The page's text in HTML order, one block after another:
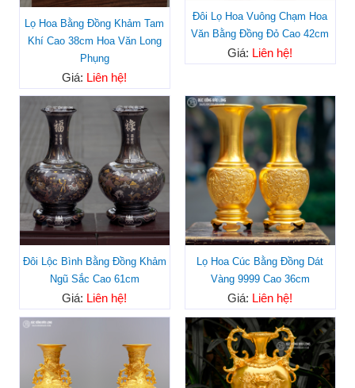
Lọ Hoa Bằng Đồng Khảm Tam
Khí Cao 38cm Hoa Văn Long
Phụng
Giá: Liên hệ!
Đôi Lọ Hoa Vuông Chạm Hoa
Văn Bằng Đồng Đỏ Cao 42cm
Giá: Liên hệ!
Đôi Lộc Bình Bằng Đồng Khảm
Ngũ Sắc Cao 61cm
Giá: Liên hệ!
Lọ Hoa Cúc Bằng Đồng Dát
Vàng 9999 Cao 36cm
Giá: Liên hệ!